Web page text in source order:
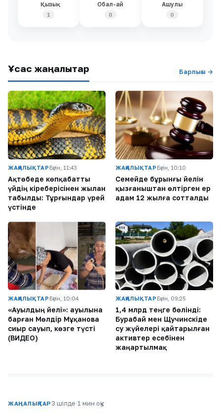
Қызық
1
Обал-ай
0
Ашулы
0
Ұқсас жаңалықтар Барлығы →
ЖАҢАЛЫҚТАР Бүгін, 11:43
Ақтөбеде көпқабатты
үйдің кіреберісінен жылан
табылды: Тұрғындар үрей
үстінде
ЖАҢАЛЫҚТАР Бүгін, 10:10
Семейде бұрынғы әйелін
қызғаныштан өлтірген ер
адам 12 жылға сотталды
ЖАҢАЛЫҚТАР Бүгін, 10:04
«Ауылдың әйелі»: ауылына
барған Мөлдір Мұқанова
сиыр сауып, көзге түсті
(ВИДЕО)
ЖАҢАЛЫҚТАР Бүгін, 09:25
1,4 млрд теңге бөлінді:
Бурабай мен Щучинскіде
су жүйелері қайтарылған
активтер есебінен
жаңартылмақ
ЖАҢАЛЫҚТАР 3 шілде·1 мин оқу